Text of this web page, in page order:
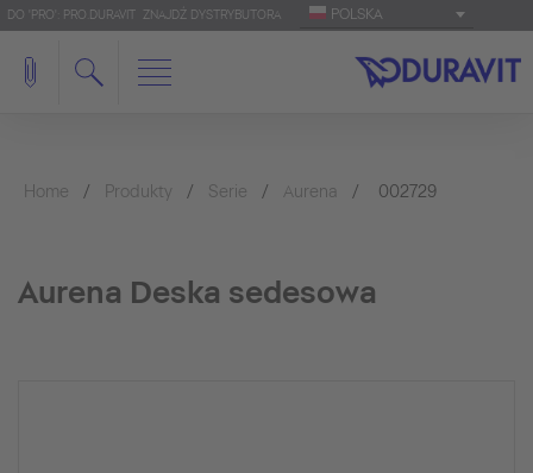
DO 'PRO': PRO.DURAVIT ZNAJDŹ DYSTRYBUTORA POLSKA
Home Produkty Serie Aurena 002729
Aurena Deska sedesowa